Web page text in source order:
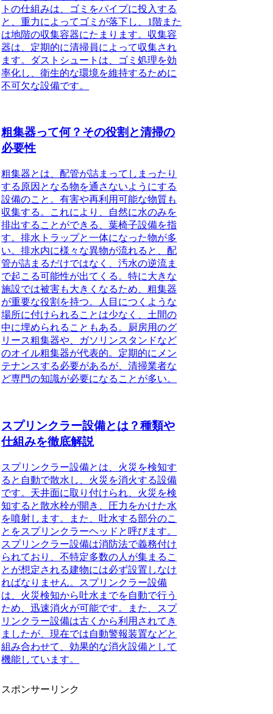
トの仕組みは、ゴミをパイプに投入する
と、重力によってゴミが落下し、1階また
は地階の収集容器にたまります。収集容
器は、定期的に清掃員によって収集され
ます。ダストシュートは、ゴミ処理を効
率化し、衛生的な環境を維持するために
不可欠な設備です。
粗集器って何？その役割と清掃の
必要性
粗集器とは、配管が詰まってしまったり
する原因となる物を通さないようにする
設備のこと。有害や再利用可能な物質も
収集する。これにより、自然に水のみを
排出することができる、葉椅子設備を指
す。排水トラップと一体になった物が多
い。排水内に様々な異物が流れると、配
管が詰まるだけではなく、汚水の逆流ま
で起こる可能性が出てくる。特に大きな
施設では被害も大きくなるため、粗集器
が重要な役割を持つ。人目につくような
場所に付けられることは少なく、土間の
中に埋められることもある。厨房用のグ
リース粗集器や、ガソリンスタンドなど
のオイル粗集器が代表的。定期的にメン
テナンスする必要があるが、清掃業者な
ど専門の知識が必要になることが多い。
スプリンクラー設備とは？種類や
仕組みを徹底解説
スプリンクラー設備とは、火災を検知す
ると自動で散水し、火災を消火する設備
です。 天井面に取り付けられ、火災を検
知すると散水栓が開き、圧力をかけた水
を噴射します。また、吐水する部分のこ
とをスプリンクラーヘッドと呼びます。
スプリンクラー設備は消防法で義務付け
られており、不特定多数の人が集まるこ
とが想定される建物には必ず設置しなけ
ればなりません。スプリンクラー設備
は、火災検知から吐水までを自動で行う
ため、迅速消火が可能です。
また、スプ
リンクラー設備は古くから利用されてき
ましたが、現在では自動警報装置などと
組み合わせて、効果的な消火設備として
機能しています。
スポンサーリンク